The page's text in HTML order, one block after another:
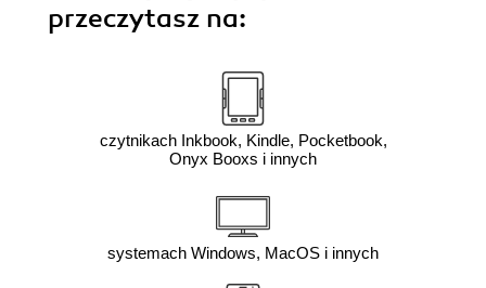
przeczytasz na:
czytnikach Inkbook, Kindle, Pocketbook,
Onyx Booxs i innych
systemach Windows, MacOS i innych